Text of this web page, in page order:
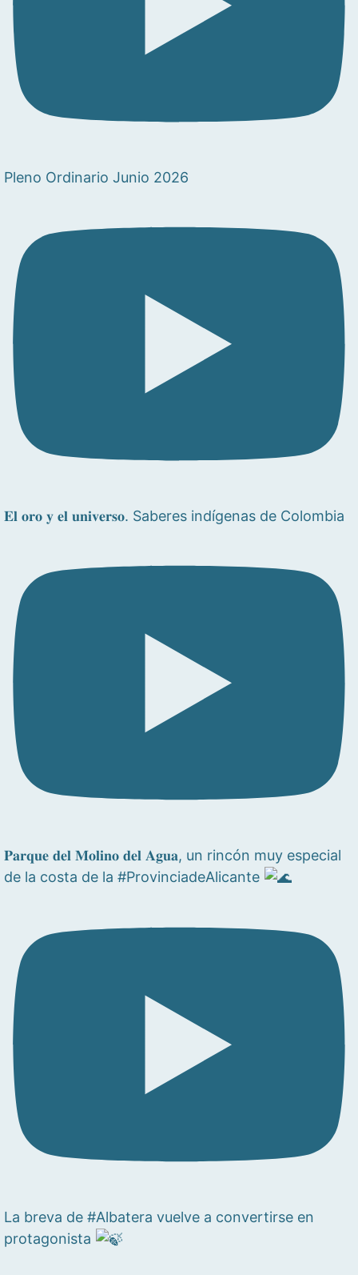
Pleno Ordinario Junio 2026
𝐄𝐥 𝐨𝐫𝐨 𝐲 𝐞𝐥 𝐮𝐧𝐢𝐯𝐞𝐫𝐬𝐨. Saberes indígenas de Colombia
𝐏𝐚𝐫𝐪𝐮𝐞 𝐝𝐞𝐥 𝐌𝐨𝐥𝐢𝐧𝐨 𝐝𝐞𝐥 𝐀𝐠𝐮𝐚, un rincón muy especial
de la costa de la #ProvinciadeAlicante
La breva de #Albatera vuelve a convertirse en
protagonista